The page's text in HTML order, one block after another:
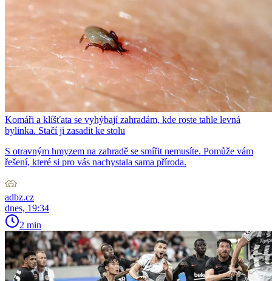
Komáři a klíšťata se vyhýbají zahradám, kde roste tahle levná
bylinka. Stačí ji zasadit ke stolu
S otravným hmyzem na zahradě se smířit nemusíte. Pomůže vám
řešení, které si pro vás nachystala sama příroda.
adbz.cz
dnes, 19:34
2 min